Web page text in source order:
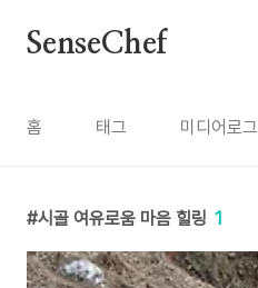
SenseChef
홈 태그 미디어로그
시골 여유로움 마음 힐링 1